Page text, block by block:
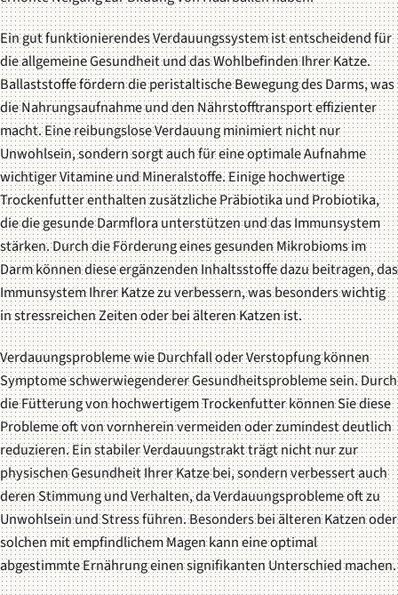
Ein gut funktionierendes Verdauungssystem ist entscheidend für
die allgemeine Gesundheit und das Wohlbefinden Ihrer Katze.
Ballaststoffe fördern die peristaltische Bewegung des Darms, was
die Nahrungsaufnahme und den Nährstofftransport effizienter
macht. Eine reibungslose Verdauung minimiert nicht nur
Unwohlsein, sondern sorgt auch für eine optimale Aufnahme
wichtiger Vitamine und Mineralstoffe. Einige hochwertige
Trockenfutter enthalten zusätzliche Präbiotika und Probiotika,
die die gesunde Darmflora unterstützen und das Immunsystem
stärken. Durch die Förderung eines gesunden Mikrobioms im
Darm können diese ergänzenden Inhaltsstoffe dazu beitragen, das
Immunsystem Ihrer Katze zu verbessern, was besonders wichtig
in stressreichen Zeiten oder bei älteren Katzen ist.
Verdauungsprobleme wie Durchfall oder Verstopfung können
Symptome schwerwiegenderer Gesundheitsprobleme sein. Durch
die Fütterung von hochwertigem Trockenfutter können Sie diese
Probleme oft von vornherein vermeiden oder zumindest deutlich
reduzieren. Ein stabiler Verdauungstrakt trägt nicht nur zur
physischen Gesundheit Ihrer Katze bei, sondern verbessert auch
deren Stimmung und Verhalten, da Verdauungsprobleme oft zu
Unwohlsein und Stress führen. Besonders bei älteren Katzen oder
solchen mit empfindlichem Magen kann eine optimal
abgestimmte Ernährung einen signifikanten Unterschied machen.